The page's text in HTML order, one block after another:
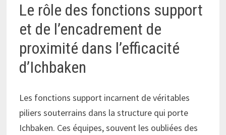
Le rôle des fonctions support
et de l’encadrement de
proximité dans l’efficacité
d’Ichbaken
Les fonctions support incarnent de véritables
piliers souterrains dans la structure qui porte
Ichbaken. Ces équipes, souvent les oubliées des